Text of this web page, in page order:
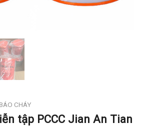
CHÁY
tập PCCC Jian An Tian